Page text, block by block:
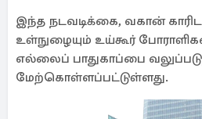
இந்த நடவடிக்கை, வகான்
உள்நுழையும் உய்கூர்
எல்லைப் பாதுகாப்பை
மேற்கொள்ளப்பட்டுள்ளது.